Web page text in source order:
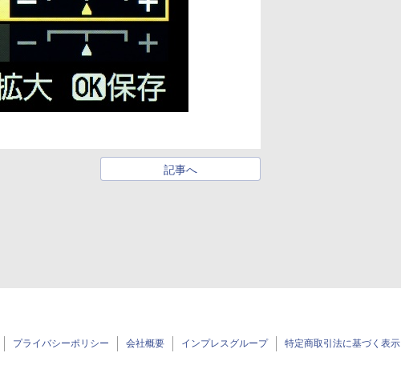
記事へ
プライバシーポリシー 会社概要 インプレスグループ 特定商取引法に基づく表示